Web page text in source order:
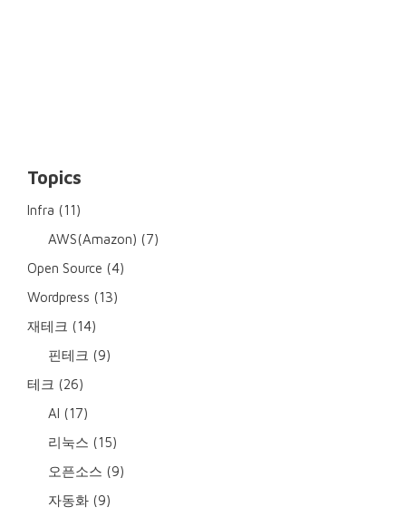
Topics
Infra (11)
AWS(Amazon) (7)
Open Source (4)
Wordpress (13)
재테크 (14)
핀테크 (9)
테크 (26)
AI (17)
리눅스 (15)
오픈소스 (9)
자동화(9)